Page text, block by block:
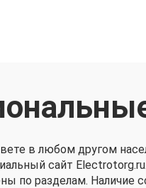
в любом другом
сайт
по разделам. Наличие